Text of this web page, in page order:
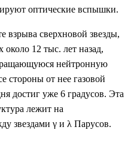
оптические вспышки.
взрыва сверхновой звезды,
около 12 тыс. лет назад,
нейтронную
стороны от нее газовой
достиг уже 6 градусов. Эта
лежит на
звездами γ и λ Парусов.